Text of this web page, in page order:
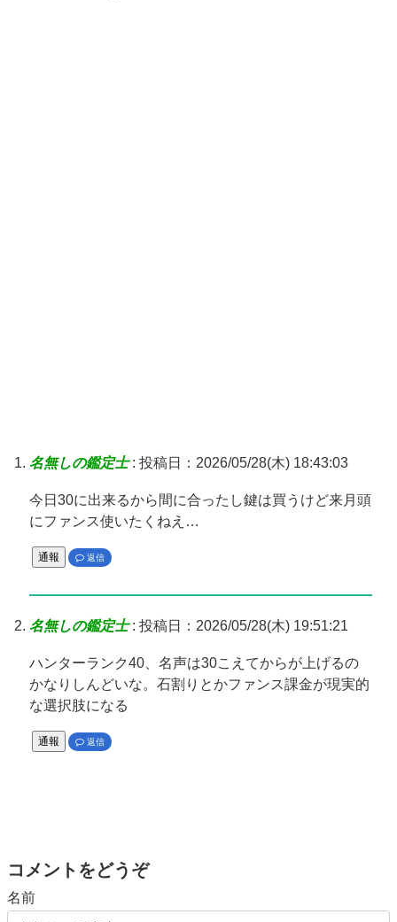
名無しの鑑定士: 投稿日：2026/05/28(木) 18:43:03
今日30に出来るから間に合ったし鍵は買うけど来月頭
にファンス使いたくねえ…
通報 返信
名無しの鑑定士: 投稿日：2026/05/28(木) 19:51:21
ハンターランク40、名声は30こえてからが上げるの
かなりしんどいな。石割りとかファンス課金が現実的
な選択肢になる
通報 返信
コメントをどうぞ
名前